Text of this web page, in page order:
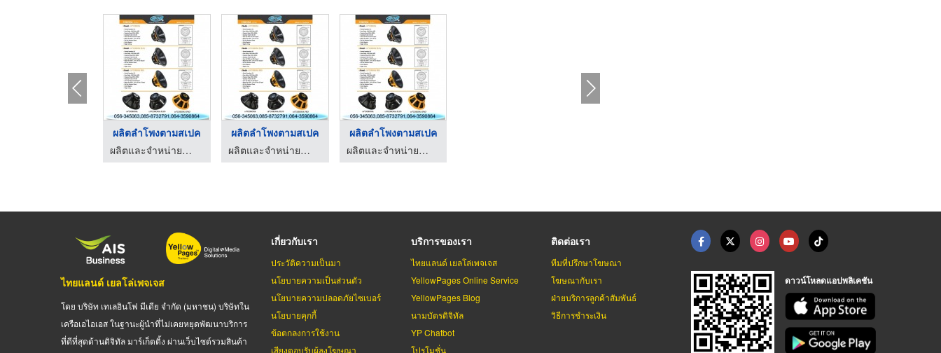
ผลิตลำโพงตามสเปค
ผลิตและจำหน่ายลำโพง - โอบอ้อมอุตสาหกรรม
ผลิตลำโพงตามสเปค
ผลิตและจำหน่ายลำโพง - โอบอ้อมอุตสาหกรรม
ผลิตลำโพงตามสเปค
ผลิตและจำหน่ายลำโพง - โอบอ้อมอุตสาหกรรม
ไทยแลนด์ เยลโล่เพจเจส
โดย บริษัท เทเลอินโฟ มีเดีย จำกัด (มหาชน) บริษัทใน
เครือเอไอเอส ในฐานะผู้นำที่ไม่เคยหยุดพัฒนาบริการ
ที่ดีที่สุดด้านดิจิทัล มาร์เก็ตติ้ง ผ่านเว็บไซต์รวมสินค้า
เกี่ยวกับเรา
ประวัติความเป็นมา
นโยบายความเป็นส่วนตัว
นโยบายความปลอดภัยไซเบอร์
นโยบายคุกกี้
ข้อตกลงการใช้งาน
เสียงตอบรับผู้ลงโฆษณา
บริการของเรา
ไทยแลนด์ เยลโล่เพจเจส
YellowPages Online Service
YellowPages Blog
นามบัตรดิจิทัล
YP Chatbot
โปรโมชั่น
ติดต่อเรา
ทีมที่ปรึกษาโฆษณา
โฆษณากับเรา
ฝ่ายบริการลูกค้าสัมพันธ์
วิธีการชำระเงิน
ดาวน์โหลดแอปพลิเคชัน